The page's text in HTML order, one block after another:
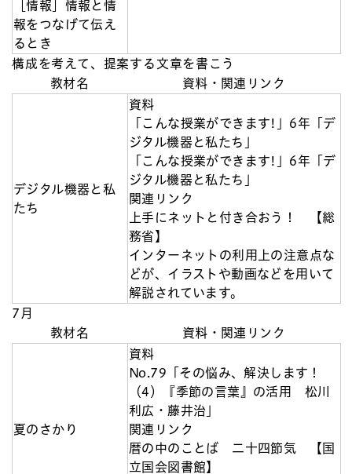
［情報］情報と情
報をつなげて伝え
るとき
構成を考えて、提案する文章を書こう
教材名
資料・関連リンク
デジタル機器と私
たち
資料
「こんな授業ができます!」6年「デ
ジタル機器と私たち」
「こんな授業ができます!」6年「デ
ジタル機器と私たち」
関連リンク
上手にネットと付き合おう！ 【総
務省】
インターネットの利用上の注意点な
どが、イラストや動画などを用いて
解説されています。
7月
教材名
資料・関連リンク
夏のさかり
資料
No.79「その悩み、解決します！
（4）『季節の言葉』の活用 松川
利広・藤井治」
関連リンク
暦の中のことば 二十四節気 【国
立国会図書館】